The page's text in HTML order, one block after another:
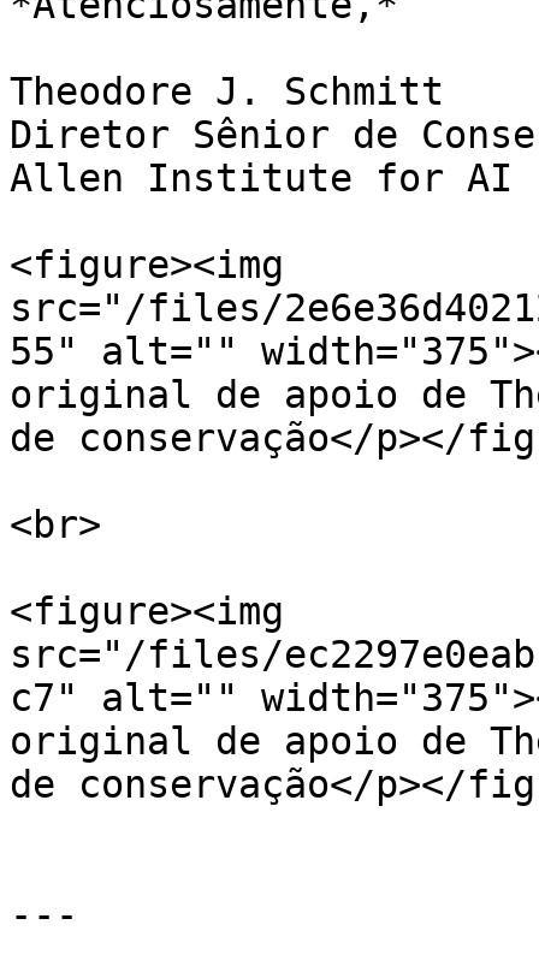
Theodore J. Schmitt
Diretor Sênior de
Allen Institute for AI
<figure><img
src="/files/
55" alt=""
original de apoio de
de conservação</p></
<br>
<figure><img
src="/files/
c7" alt=""
original de apoio de
de conservação</p></
---